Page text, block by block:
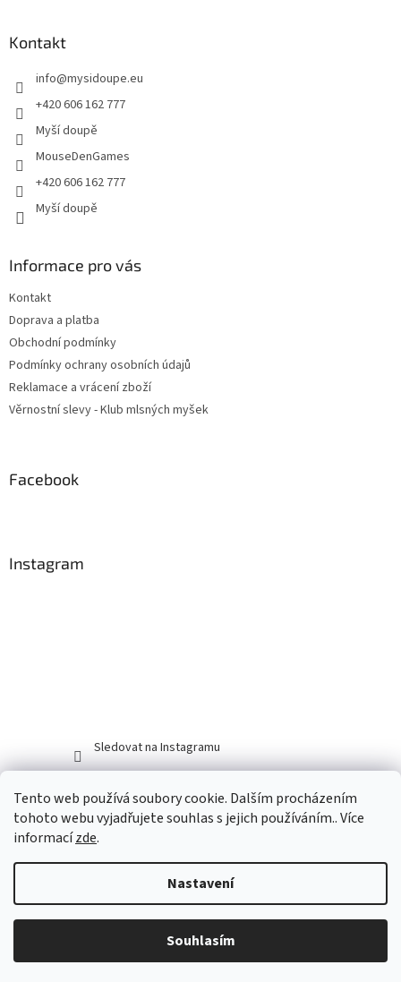
Tento web používá soubory cookie. Dalším procházením
tohoto webu vyjadřujete souhlas s jejich používáním.. Více
informacízde.
Nastavení
Souhlasím
Kontakt
info@mysidoupe.eu
+420 606 162 777
Myší doupě
MouseDenGames
+420 606 162 777
Myší doupě
Informace pro vás
Kontakt
Doprava a platba
Obchodní podmínky
Podmínky ochrany osobních údajů
Reklamace a vrácení zboží
Věrnostní slevy - Klub mlsných myšek
Facebook
Instagram
Sledovat na Instagramu
Vytvořil Shoptet
Myší doupě. Všechna práva vyhrazena.